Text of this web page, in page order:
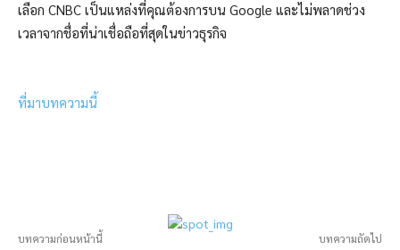
เลือก CNBC เป็นแหล่งที่คุณต้องการบน Google และไม่พลาดช่วง
เวลาจากชื่อที่น่าเชื่อถือที่สุดในข่าวธุรกิจ
ที่มาบทความนี้
บทความก่อนหน้านี้ บทความถัดไป